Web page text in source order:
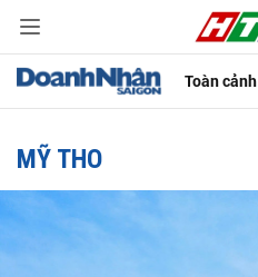
Toàn cảnh
MỸ THO